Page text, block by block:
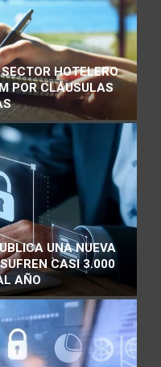
HOTELERO
POR CLÁUSULAS
UNA NUEVA
CASI 3.000
AÑO